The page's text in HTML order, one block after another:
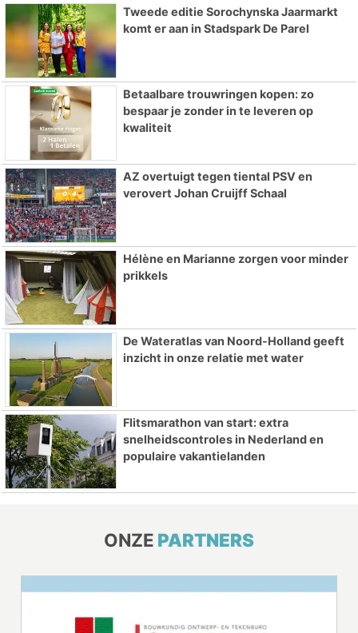
Tweede editie Sorochynska Jaarmarkt
komt er aan in Stadspark De Parel
Betaalbare trouwringen kopen: zo
bespaar je zonder in te leveren op
kwaliteit
AZ overtuigt tegen tiental PSV en
verovert Johan Cruijff Schaal
Hélène en Marianne zorgen voor minder
prikkels
De Wateratlas van Noord-Holland geeft
inzicht in onze relatie met water
Flitsmarathon van start: extra
snelheidscontroles in Nederland en
populaire vakantielanden
ONZE PARTNERS